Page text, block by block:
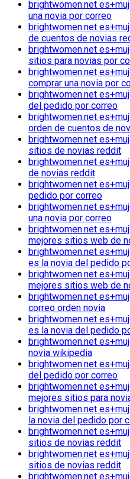
brightwomen.net
una novia por correo
brightwomen.net
de cuentos de novias
brightwomen.net
sitios para novias por
brightwomen.net
comprar una novia por
brightwomen.net
del pedido por correo
brightwomen.net
orden de cuentos de
brightwomen.net
sitios de novias reddit
brightwomen.net
de novias reddit
brightwomen.net
pedido por correo
brightwomen.net
una novia por correo
brightwomen.net
mejores sitios web de
brightwomen.net
es la novia del pedido
brightwomen.net
mejores sitios web de
brightwomen.net
correo orden novia
brightwomen.net
es la novia del pedido
brightwomen.net
novia wikipedia
brightwomen.net
del pedido por correo
brightwomen.net
mejores sitios para
brightwomen.net
la novia del pedido por
brightwomen.net
sitios de novias reddit
brightwomen.net
sitios de novias reddit
brightwomen.net